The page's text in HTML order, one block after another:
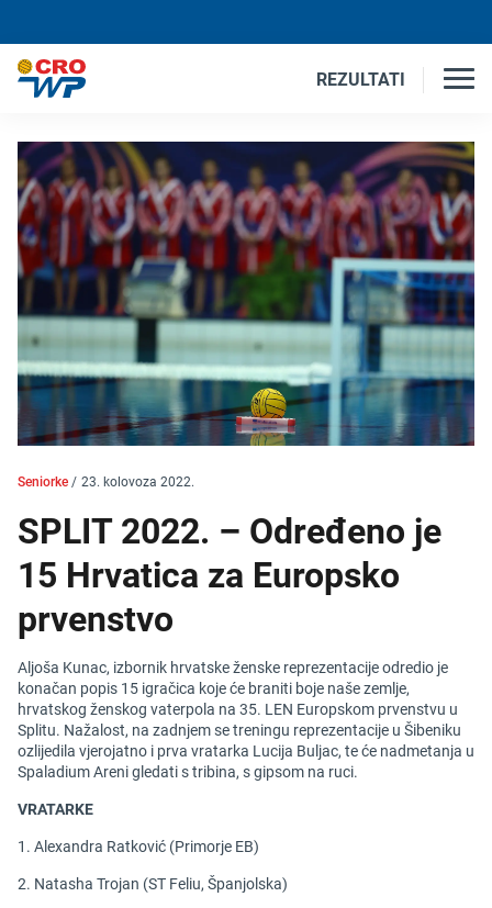
REZULTATI
Seniorke / 23. kolovoza 2022.
SPLIT 2022. – Određeno je
15 Hrvatica za Europsko
prvenstvo
Aljoša Kunac, izbornik hrvatske ženske reprezentacije odredio je
konačan popis 15 igračica koje će braniti boje naše zemlje,
hrvatskog ženskog vaterpola na 35. LEN Europskom prvenstvu u
Splitu. Nažalost, na zadnjem se treningu reprezentacije u Šibeniku
ozlijedila vjerojatno i prva vratarka Lucija Buljac, te će nadmetanja u
Spaladium Areni gledati s tribina, s gipsom na ruci.
VRATARKE
1. Alexandra Ratković (Primorje EB)
2. Natasha Trojan (ST Feliu, Španjolska)